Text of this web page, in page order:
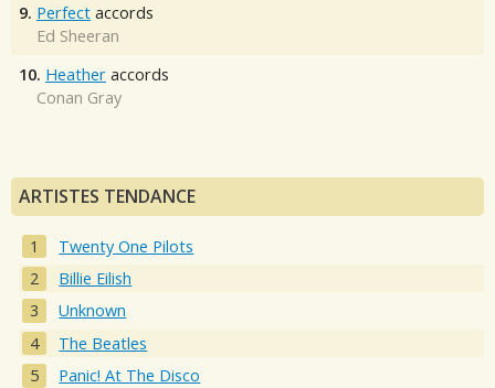
9. Perfect accords
Ed Sheeran
10. Heather accords
Conan Gray
ARTISTES TENDANCE
Twenty One Pilots
Billie Eilish
Unknown
The Beatles
Panic! At The Disco